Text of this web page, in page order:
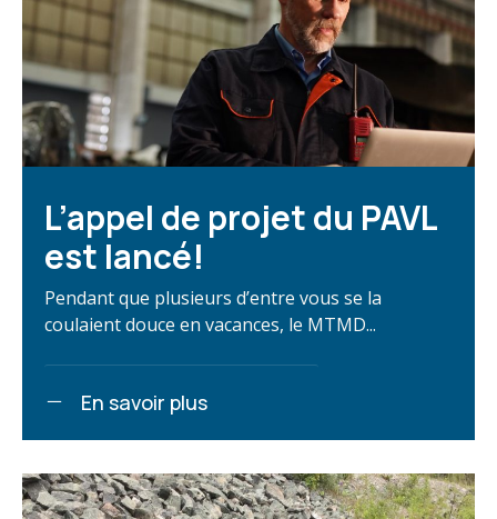
L’appel de projet du PAVL
est lancé!
Pendant que plusieurs d’entre vous se la
coulaient douce en vacances, le MTMD...
En savoir plus